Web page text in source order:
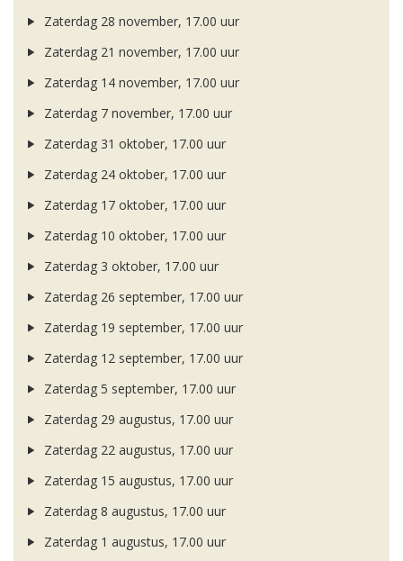
Zaterdag 28 november, 17.00 uur
Zaterdag 21 november, 17.00 uur
Zaterdag 14 november, 17.00 uur
Zaterdag 7 november, 17.00 uur
Zaterdag 31 oktober, 17.00 uur
Zaterdag 24 oktober, 17.00 uur
Zaterdag 17 oktober, 17.00 uur
Zaterdag 10 oktober, 17.00 uur
Zaterdag 3 oktober, 17.00 uur
Zaterdag 26 september, 17.00 uur
Zaterdag 19 september, 17.00 uur
Zaterdag 12 september, 17.00 uur
Zaterdag 5 september, 17.00 uur
Zaterdag 29 augustus, 17.00 uur
Zaterdag 22 augustus, 17.00 uur
Zaterdag 15 augustus, 17.00 uur
Zaterdag 8 augustus, 17.00 uur
Zaterdag 1 augustus, 17.00 uur